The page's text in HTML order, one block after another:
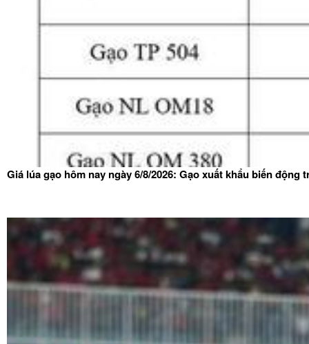
Giá lúa gạo hôm nay ngày 6/8/2026: Gạo xuất khẩu biến động